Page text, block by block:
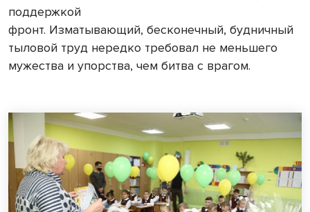
поддержкой
фронт. Изматывающий, бесконечный, будничный
тыловой труд нередко требовал не меньшего
мужества и упорства, чем битва с врагом.